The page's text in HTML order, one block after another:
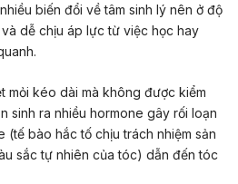
biến đổi về tâm sinh lý nên ở độ
dễ chịu áp lực từ việc học hay
mỏi kéo dài mà không được kiểm
sinh ra nhiều hormone gây rối loạn
(tế bào hắc tố chịu trách nhiệm sản
sắc tự nhiên của tóc) dẫn đến tóc